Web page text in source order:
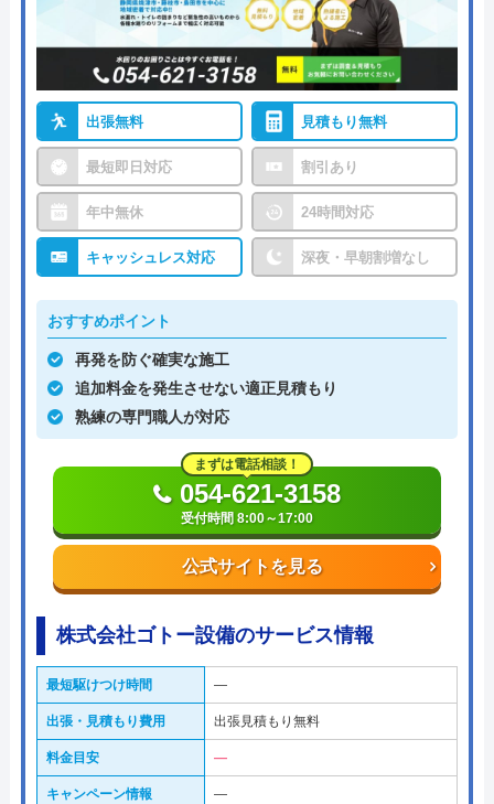
出張無料 見積もり無料
最短即日対応 割引あり
年中無休 24時間対応
キャッシュレス対応 深夜・早朝割増なし
おすすめポイント
再発を防ぐ確実な施工
追加料金を発生させない適正見積もり
熟練の専門職人が対応
公式サイトを見る
まずは電話相談！
054-621-3158
受付時間 8:00～17:00
株式会社ゴトー設備のサービス情報
最短駆けつけ時間 ―
出張・見積もり費用 出張見積もり無料
料金目安 ―
キャンペーン情報 ―